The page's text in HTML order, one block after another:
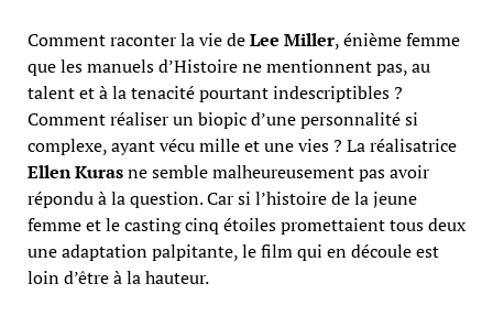
Comment raconter la vie deLee Miller, énième femme
que les manuels d’Histoire ne mentionnent pas, au
talent et à la tenacité pourtant indescriptibles ?
Comment réaliser un biopic d’une personnalité si
complexe, ayant vécu mille et une vies ? La réalisatrice
Ellen Kurasne semble malheureusement pas avoir
répondu à la question. Car si l’histoire de la jeune
femme et le casting cinq étoiles promettaient tous deux
une adaptation palpitante, le film qui en découle est
loin d’être à la hauteur.